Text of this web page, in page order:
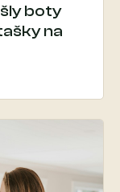
boty
na